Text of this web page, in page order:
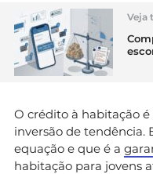
Veja
O crédito à habitação
inversão de tendência.
equação e que é a
habitação para jovens